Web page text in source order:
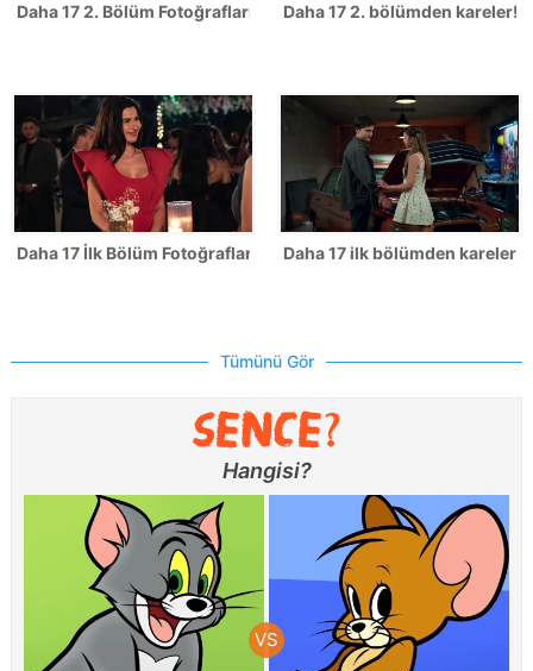
Daha 17 2. Bölüm Fotoğrafları Daha 17 2. bölümden kareler!
Daha 17 İlk Bölüm Fotoğrafları Daha 17 ilk bölümden kareler!
Tümünü Gör
Hangisi?